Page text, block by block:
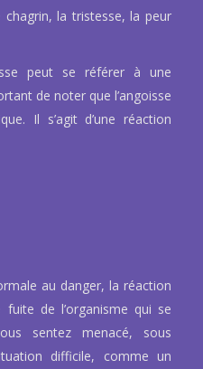
la tristesse, la peur
peut se référer à une
de noter que l’angoisse
Il s’agit d’une réaction
au danger, la réaction
de l’organisme qui se
sentez menacé, sous
difficile, comme un